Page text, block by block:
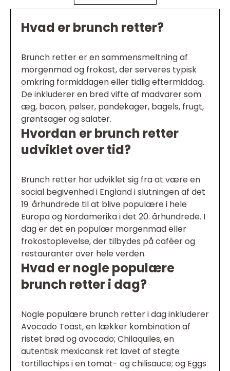
Hvad er brunch retter?
Brunch retter er en sammensmeltning af
morgenmad og frokost, der serveres typisk
omkring formiddagen eller tidlig eftermiddag.
De inkluderer en bred vifte af madvarer som
æg, bacon, pølser, pandekager, bagels, frugt,
grøntsager og salater.
Hvordan er brunch retter
udviklet over tid?
Brunch retter har udviklet sig fra at være en
social begivenhed i England i slutningen af det
19. århundrede til at blive populære i hele
Europa og Nordamerika i det 20. århundrede. I
dag er det en populær morgenmad eller
frokostoplevelse, der tilbydes på caféer og
restauranter over hele verden.
Hvad er nogle populære
brunch retter i dag?
Nogle populære brunch retter i dag inkluderer
Avocado Toast, en lækker kombination af
ristet brød og avocado; Chilaquiles, en
autentisk mexicansk ret lavet af stegte
tortillachips i en tomat- og chilisauce; og Eggs